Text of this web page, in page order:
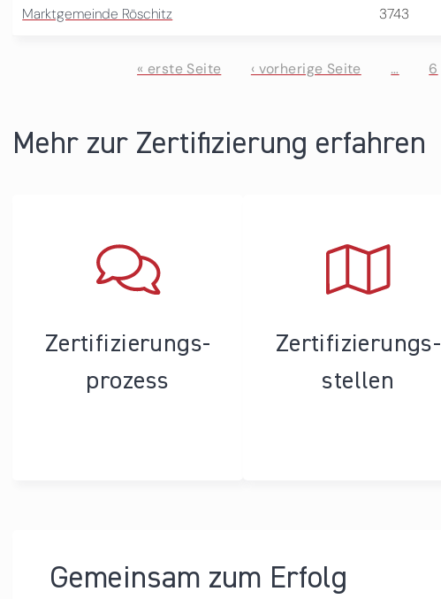
Marktgemeinde Röschitz 3743
« erste Seite ‹ vorherige Seite … 6
Mehr zur Zertifizierung erfahren
Zertifizierungs­
prozess
Zertifizierungs­
stellen
Gemeinsam zum Erfolg